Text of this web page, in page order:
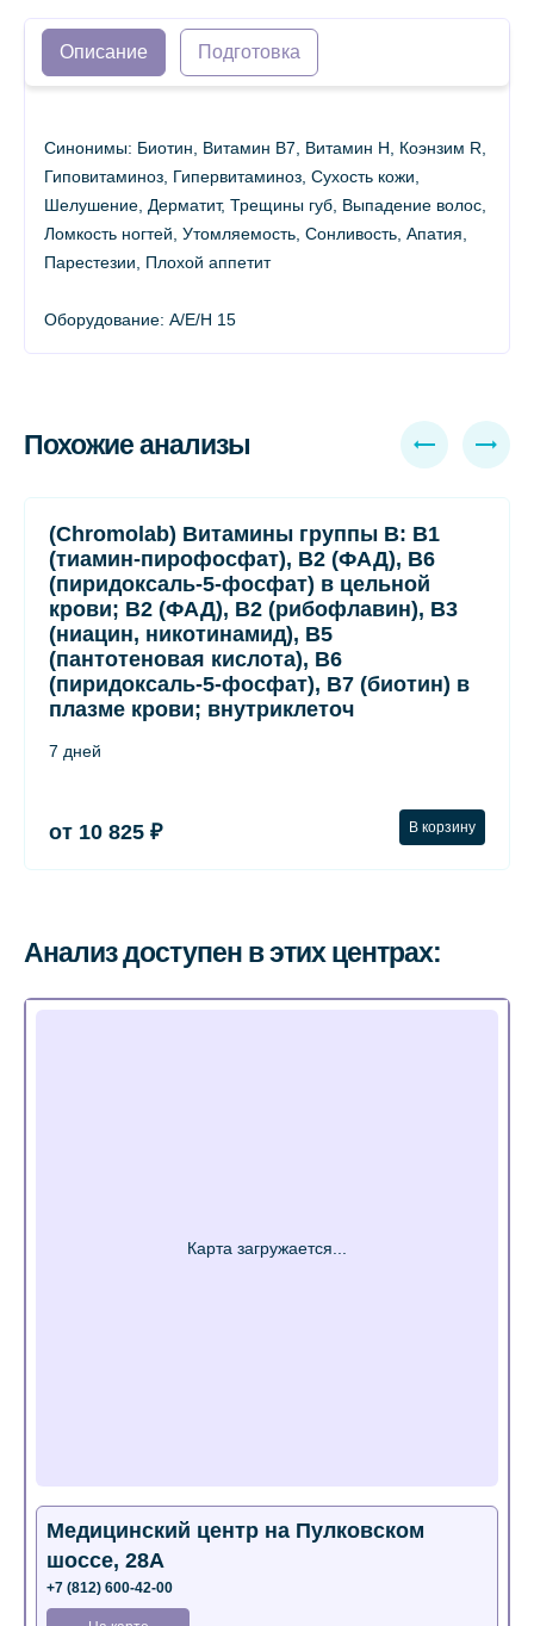
Описание Подготовка
Синонимы: Биотин, Витамин B7, Витамин H, Коэнзим R,
Гиповитаминоз, Гипервитаминоз, Сухость кожи,
Шелушение, Дерматит, Трещины губ, Выпадение волос,
Ломкость ногтей, Утомляемость, Сонливость, Апатия,
Парестезии, Плохой аппетит
Оборудование: A/E/H 15
Похожие анализы
(Chromolab) Витамины группы B: B1
(тиамин-пирофосфат), B2 (ФАД), B6
(пиридоксаль-5-фосфат) в цельной
крови; B2 (ФАД), B2 (рибофлавин), B3
(ниацин, никотинамид), B5
(пантотеновая кислота), B6
(пиридоксаль-5-фосфат), B7 (биотин) в
плазме крови; внутриклеточ
7 дней
от 10 825 ₽ В корзину
Анализ доступен в этих центрах:
Медицинский центр на Пулковском
шоссе, 28А
+7 (812) 600-42-00